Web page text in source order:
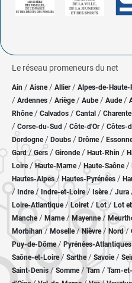
Le réseau promeneurs du net
Ain / Aisne/ Allier/ Alpes-de-Haute-
/ Ardennes / Ariège/ Aube/ Aude /
Rhône/ Calvados / Cantal / Charente
/ Corse-du-Sud / Côte-d'Or / Côtes-
Dordogne/ Doubs / Drôme/
Gard/Gers / Gironde/ Haut-Rhin /
Loire/Haute-Marne/ Haute-Saône/
Hautes-Alpes/ Hautes-Pyrénées /
/ Indre/ Indre-et-Loire/ Isère/ Jura
Loire-Atlantique/ Loiret / Lot/ Lot
Manche/ Marne/ Mayenne/
Morbihan/ Moselle/ Nièvre / Nord/
Puy-de-Dôme/ Pyrénées-Atlantiques
Saône-et-Loire/ Sarthe/ Savoie/
Saint-Denis /Somme/ Tarn / Tarn-